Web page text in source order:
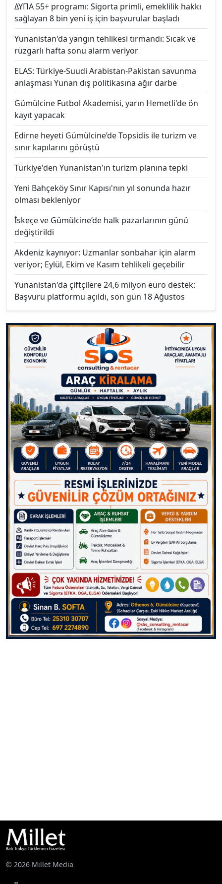
ΔΥΠΑ 55+ programı: Sigorta primli, emeklilik hakkı
sağlayan 8 bin yeni iş için başvurular başladı
Yunanistan'da yangın tehlikesi tırmandı: Sıcak ve
rüzgarlı hafta sonu alarm veriyor
ELAS: Türkiye-Suudi Arabistan-Pakistan savunma
anlaşması Yunan dış politikasına ağır darbe
Gümülcine Futbol Akademisi, yarın Hemetli'de ön
kayıt yapacak
Edirne heyeti Gümülcine’de Topsidis ile turizm ve
sınır kapılarını görüştü
Türkiye'den Yunanistan'ın turizm planına tepki
Yeni Bahçeköy Sınır Kapısı'nın yıl sonunda hazır
olması bekleniyor
İskeçe ve Gümülcine’de halk pazarlarının günü
değiştirildi
Akdeniz kaynıyor: Uzmanlar sonbahar için alarm
veriyor; Eylül, Ekim ve Kasım tehlikeli geçebilir
Yunanistan'da çiftçilere 24,6 milyon euro destek:
Başvuru platformu açıldı, son gün 18 Ağustos
© 2026 Millet Media